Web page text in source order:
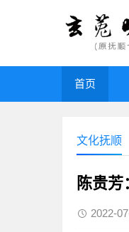
首页
文化抚顺
陈贵
2022-